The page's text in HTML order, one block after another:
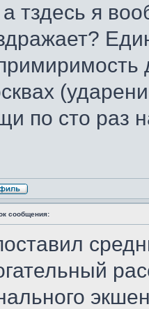
тздесь я
по сто раз
сообщения: